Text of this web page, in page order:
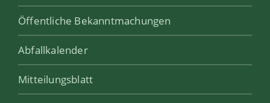
Öffentliche Bekanntmachungen
Abfallkalender
Mitteilungsblatt